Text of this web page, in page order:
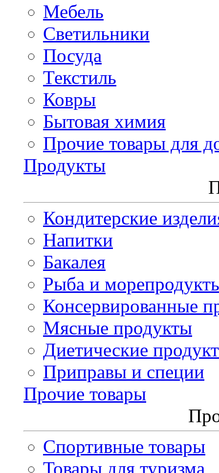
Мебель
Светильники
Посуда
Текстиль
Ковры
Бытовая химия
Прочие товары для
Продукты
Кондитерские
Напитки
Бакалея
Рыба и
Консервированные
Мясные продукты
Диетические
Приправы и специи
Прочие товары
Спортивные товары
Товары для туризма